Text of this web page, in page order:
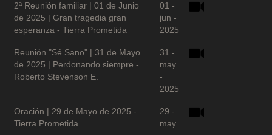
2ª Reunión familiar | 01 de Junio
de 2025 | Gran tragedia gran
esperanza - Tierra Prometida
01 -
jun -
2025
Reunión "Sé Sano" | 31 de Mayo
de 2025 | Perdonando siempre -
Roberto Stevenson E.
31 -
may
-
2025
Oración | 29 de Mayo de 2025 -
Tierra Prometida
29 -
may